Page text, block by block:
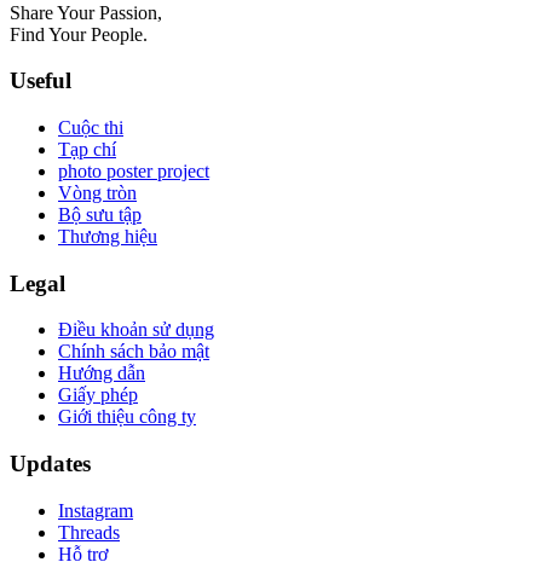
Share Your Passion,
Find Your People.
Useful
Cuộc thi
Tạp chí
photo poster project
Vòng tròn
Bộ sưu tập
Thương hiệu
Legal
Điều khoản sử dụng
Chính sách bảo mật
Hướng dẫn
Giấy phép
Giới thiệu công ty
Updates
Instagram
Threads
Hỗ trợ